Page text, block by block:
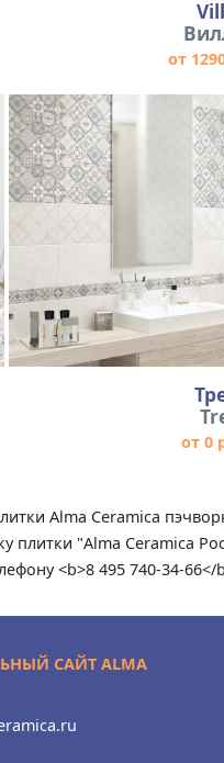
от
от 0
Alma Ceramica
плитки "Alma Ceramica
<b>8 495 740-34-66</
САЙТ ALMA